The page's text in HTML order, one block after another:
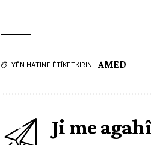
YÊN HATINE ÊTÎKETKIRIN AMED
Ji me